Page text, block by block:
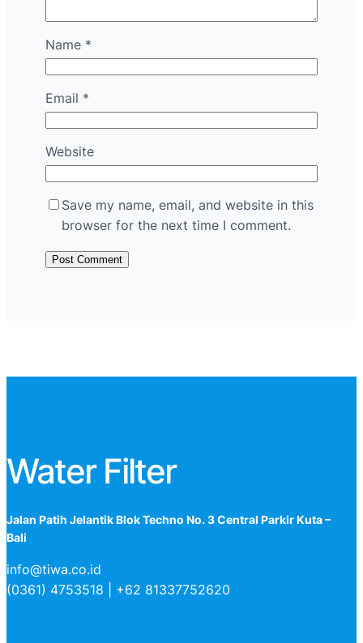
Name *
Email *
Website
Save my name, email, and website in this
browser for the next time I comment.
Water Filter
Jalan Patih Jelantik Blok Techno No. 3 Central Parkir Kuta –
Bali
info@tiwa.co.id
(0361) 4753518 | +62 81337752620